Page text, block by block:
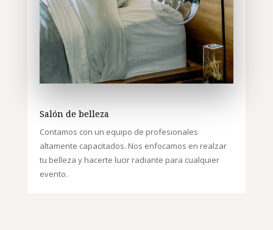
Salón de belleza
Contamos con un equipo de profesionales
altamente capacitados. Nos enfocamos en realzar
tu belleza y hacerte lucir radiante para cualquier
evento.